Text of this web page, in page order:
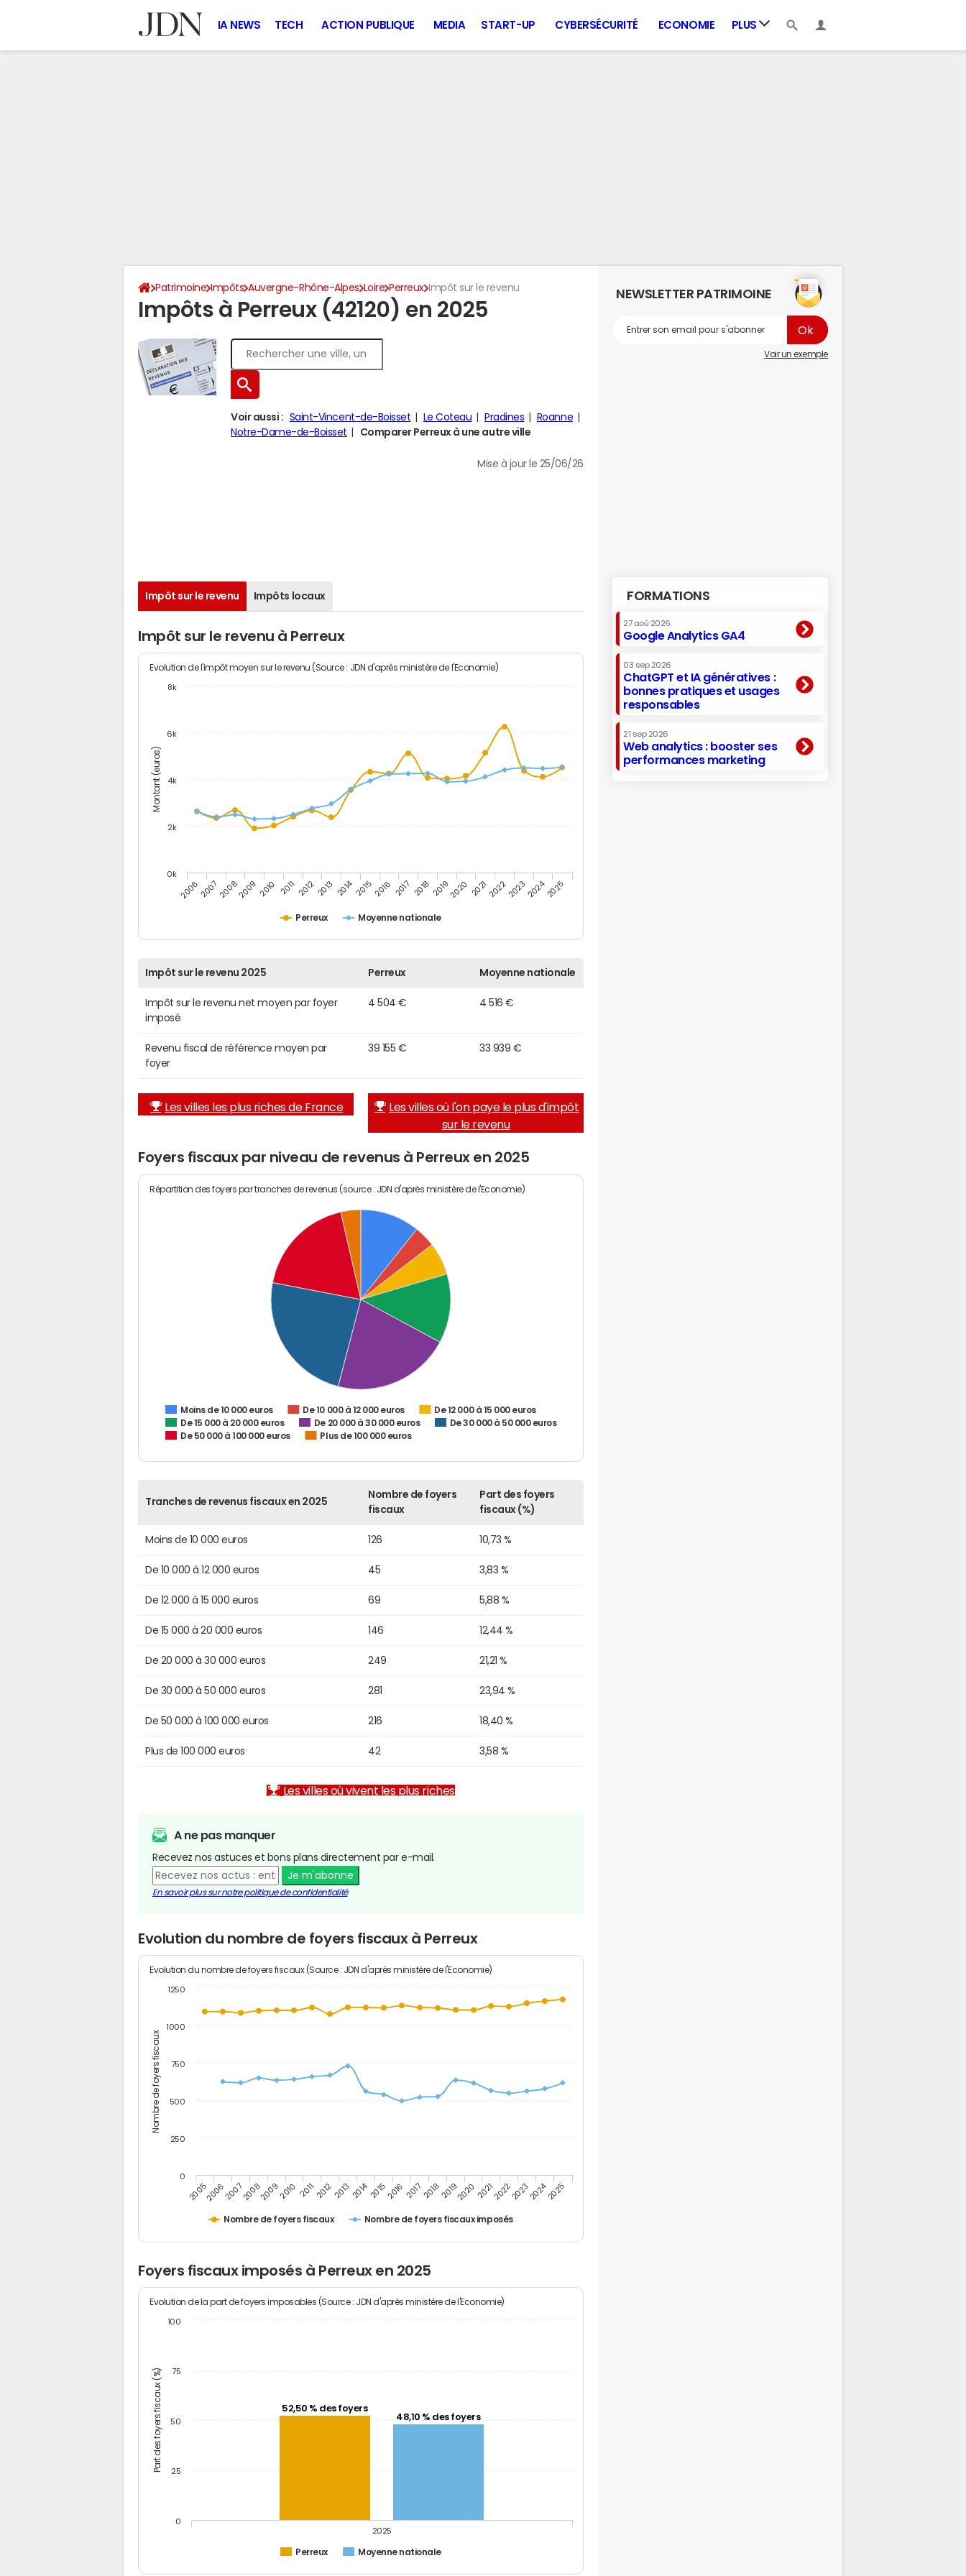
IA NEWS TECH ACTION PUBLIQUE MEDIA START-UP CYBERSÉCURITÉ ECONOMIE PLUS
Patrimoine Impôts Auvergne-Rhône-Alpes Loire Perreux Impôt sur le revenu
Impôts à Perreux (42120) en 2025
Voir aussi : Saint-Vincent-de-Boisset Le Coteau Pradines
Roanne
Notre-Dame-de-Boisset
Comparer Perreux à une autre ville
Mise à jour le 25/06/26
Impôt sur le revenu Impôts locaux
Impôt sur le revenu à Perreux
Montant (euros)
Evolution de l'impôt moyen sur le revenu (Source : JDN d'après ministère de l'Economie)
Perreux Moyenne nationale
20062007200820092010 2011 20122013 201420152016 2017 201820192020 20212022202320242025
0k
2k
4k
6k
8k
Impôt sur le revenu 2025 Perreux Moyenne nationale
Impôt sur le revenu net moyen par foyer
imposé
4 504 € 4 516 €
Revenu fiscal de référence moyen par
foyer
39 155 € 33 939 €
Les villes les plus riches de France
Les villes où l'on paye le plus d'impôt
sur le revenu
Foyers fiscaux par niveau de revenus à Perreux en 2025
Répartition des foyers par tranches de revenus (source : JDN d'après ministère de l'Economie)
Moins de 10 000 euros De 10 000 à 12 000 euros
De 12 000 à 15 000 euros
De 15 000 à 20 000 euros
De 20 000 à 30 000 euros
De 30 000 à 50 000 euros
De 50 000 à 100 000 euros
Plus de 100 000 euros
Tranches de revenus fiscaux en 2025
Nombre de foyers
fiscaux
Part des foyers
fiscaux (%)
Moins de 10 000 euros 126 10,73 %
De 10 000 à 12 000 euros 45 3,83 %
De 12 000 à 15 000 euros 69 5,88 %
De 15 000 à 20 000 euros 146 12,44 %
De 20 000 à 30 000 euros 249 21,21 %
De 30 000 à 50 000 euros 281 23,94 %
De 50 000 à 100 000 euros 216 18,40 %
Plus de 100 000 euros 42 3,58 %
Les villes où vivent les plus riches
A ne pas manquer
Recevez nos astuces et bons plans directement par e-mail.
Je m'abonne
En savoir plus sur notre politique de confidentialité
Evolution du nombre de foyers fiscaux à Perreux
Nombre de foyers fiscaux
Evolution du nombre de foyers fiscaux (Source : JDN d'après ministère de l'Economie)
Nombre de foyers fiscaux Nombre de foyers fiscaux imposés
200520062007200820092010 201120122013201420152016 201720182019202020212022202320242025
0
250
500
750
1000
1250
Foyers fiscaux imposés à Perreux en 2025
Part des foyers fiscaux (%)
Evolution de la part de foyers imposables (Source : JDN d'après ministère de l'Economie)
52,50 % des foyers
48,10 % des foyers
Perreux Moyenne nationale
2025
0
25
50
75
100
NEWSLETTER PATRIMOINE
Voir un exemple
FORMATIONS
27 aoû 2026
Google Analytics GA4
03 sep 2026
ChatGPT et IA génératives :
bonnes pratiques et usages
responsables
21 sep 2026
Web analytics : booster ses
performances marketing